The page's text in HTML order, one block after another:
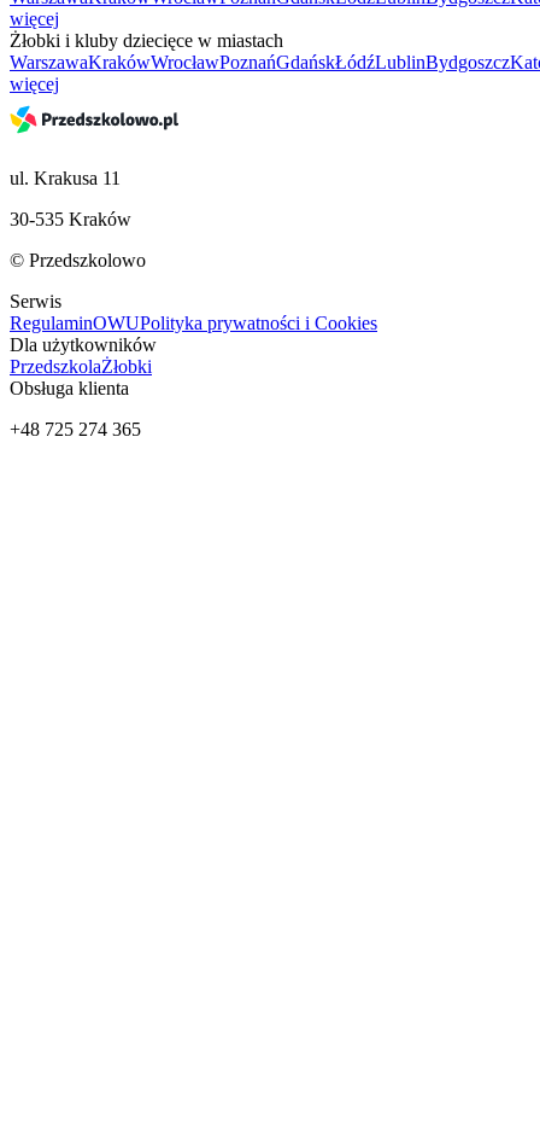
więcej
Żłobki i kluby dziecięce w miastach
WarszawaKrakówWrocławPoznańGdańskŁódźLublinBydgoszcz
więcej
ul. Krakusa 11
30-535 Kraków
© Przedszkolowo
Serwis
RegulaminOWUPolityka prywatności i Cookies
Dla użytkowników
PrzedszkolaŻłobki
Obsługa klienta
+48 725 274 365